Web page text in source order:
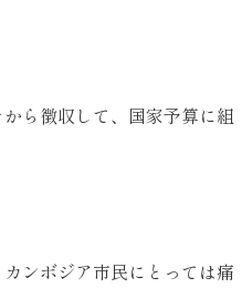
ら徴収して、国家予算に組
ンボジア市民にとっては痛